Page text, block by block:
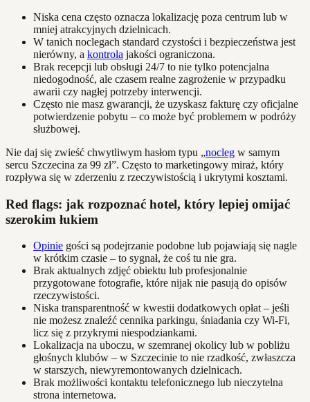
Niska cena często oznacza lokalizację poza centrum lub w
mniej atrakcyjnych dzielnicach.
W tanich noclegach standard czystości i bezpieczeństwa jest
nierówny, a kontrola jakości ograniczona.
Brak recepcji lub obsługi 24/7 to nie tylko potencjalna
niedogodność, ale czasem realne zagrożenie w przypadku
awarii czy nagłej potrzeby interwencji.
Często nie masz gwarancji, że uzyskasz fakturę czy oficjalne
potwierdzenie pobytu – co może być problemem w podróży
służbowej.
Nie daj się zwieść chwytliwym hasłom typu „nocleg w samym
sercu Szczecina za 99 zł”. Często to marketingowy miraż, który
rozpływa się w zderzeniu z rzeczywistością i ukrytymi kosztami.
Red flags: jak rozpoznać hotel, który lepiej omijać
szerokim łukiem
Opinie gości są podejrzanie podobne lub pojawiają się nagle
w krótkim czasie – to sygnał, że coś tu nie gra.
Brak aktualnych zdjęć obiektu lub profesjonalnie
przygotowane fotografie, które nijak nie pasują do opisów
rzeczywistości.
Niska transparentność w kwestii dodatkowych opłat – jeśli
nie możesz znaleźć cennika parkingu, śniadania czy Wi-Fi,
licz się z przykrymi niespodziankami.
Lokalizacja na uboczu, w szemranej okolicy lub w pobliżu
głośnych klubów – w Szczecinie to nie rzadkość, zwłaszcza
w starszych, niewyremontowanych dzielnicach.
Brak możliwości kontaktu telefonicznego lub nieczytelna
strona internetowa.